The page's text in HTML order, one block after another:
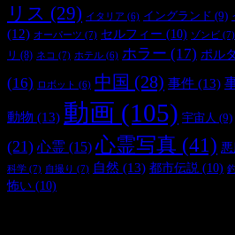
リス (29) イタリア (6) イングランド (9)
(12) オーパーツ (7) セルフィー (10) ゾンビ (7)
リ (8) ネコ (7) ホテル (6) ホラー (17) ポル
(16)
ロボット (6) 中国 (28) 事件 (13)
動物 (13) 動画 (105) 宇宙人 (9)
(21) 心霊 (15) 心霊写真 (41)
科学 (7) 自撮り (7) 自然 (13) 都市伝説 (10)
怖い (10)